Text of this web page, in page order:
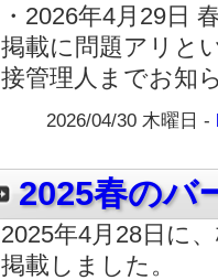
・2026年4月29日
掲載に問題アリと
接管理人までお知
2026/04/30 木曜日 -
2025春のバ
2025年4月28日に
掲載しました。